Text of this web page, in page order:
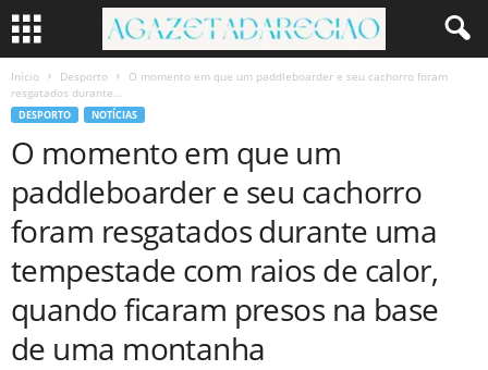
Início Desporto
O momento em que um paddleboarder e seu cachorro foram
resgatados durante...
DESPORTO NOTÍCIAS
O momento em que um
paddleboarder e seu cachorro
foram resgatados durante uma
tempestade com raios de calor,
quando ficaram presos na base
de uma montanha